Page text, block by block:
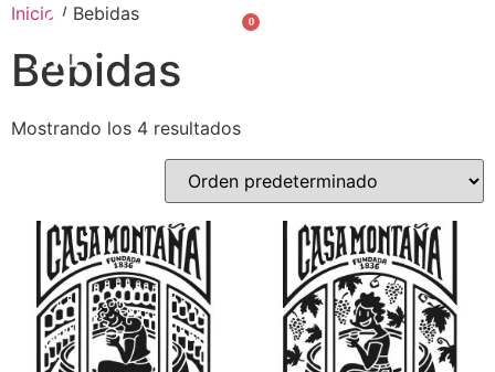
0
Inicio / Bebidas
Bebidas
Mostrando los 4 resultados